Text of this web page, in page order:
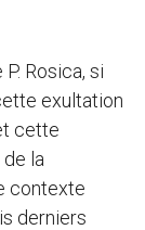
Rosica, si
exultation
cette
la
contexte
derniers